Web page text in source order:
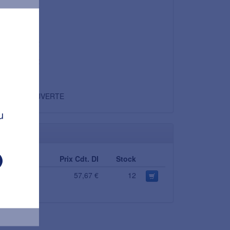
57,67 €
69,21 €
DECOUVERTE
Consigne Prix Cdt. DI
Stock
57,67 € 12